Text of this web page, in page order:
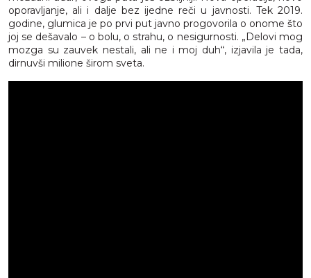
oporavljanje, ali i dalje bez ijedne reči u javnosti. Tek 2019.
godine, glumica je po prvi put javno progovorila o onome što
joj se dešavalo – o bolu, o strahu, o nesigurnosti. „Delovi mog
mozga su zauvek nestali, ali ne i moj duh“, izjavila je tada,
dirnuvši milione širom sveta.